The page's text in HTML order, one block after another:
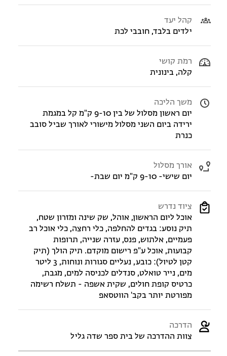
קהל יעד
ילדים בלבד, חובבי לכת
רמת קושי
קלה, בינונית
משך הליכה
יום ראשון מסלול של בין 9-10 ק"מ קל במגמת
ירידה ביום השני מסלול מישורי לאורך שביל סובב
כנרת
אורך מסלול
יום שישי- 9-10 ק"מ יום שבת-
ציוד נדרש
אוכל ליום הראשון, אוהל, שק שינה ומזרון שטח,
תיק נוסע: בגדים להחלפה, כלי רחצה, כלי אוכל רב
פעמיים, אלתוש, פנס, עזרה שנייה, תרופות
קבועות, אוכל ע"פ רישום מוקדם. תיק הולך (תיק
קטן לטיול): כובע, נעליים סגורות ונוחות, 3 ליטר
מים, נייר טואלט, סנדלים לכניסה למים, מגבת,
כרטיס קופת חולים, שקית אשפה - תשלח רשימה
מפורטת יותר בקב' הווטסאפ
הדרכה
צוות ההדרכה של בית ספר שדה גליל